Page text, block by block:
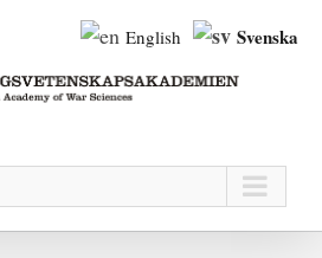
English Svenska